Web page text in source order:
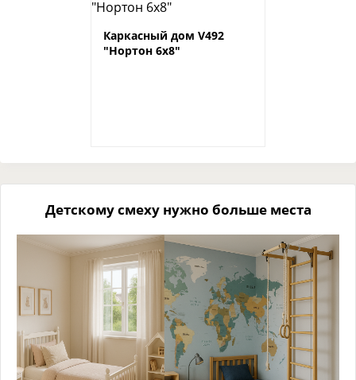
Каркасный дом V492
"Нортон 6х8"
Детскому смеху нужно больше места